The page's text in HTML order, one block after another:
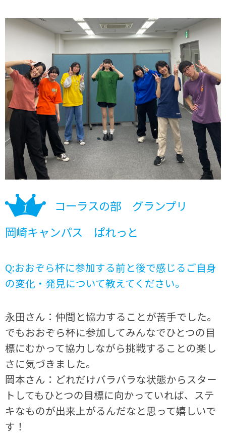
コーラスの部 グランプリ
岡崎キャンパス ぱれっと
Q:おおぞら杯に参加する前と後で感じるご自身
の変化・発見について教えてください。
永田さん：仲間と協力することが苦手でした。
でもおおぞら杯に参加してみんなでひとつの目
標にむかって協力しながら挑戦することの楽し
さに気づきました。
岡本さん：どれだけバラバラな状態からスター
トしてもひとつの目標に向かっていれば、ステ
キなものが出来上がるんだなと思って嬉しいで
す！